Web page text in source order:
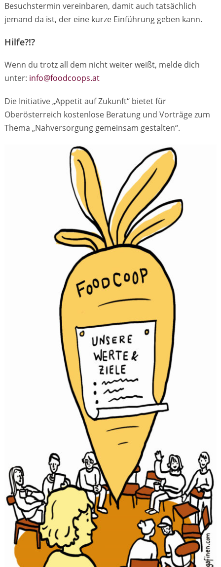
Besuchstermin vereinbaren, damit auch tatsächlich
jemand da ist, der eine kurze Einführung geben kann.
Hilfe?!?
Wenn du trotz all dem nicht weiter weißt, melde dich
unter: info@foodcoops.at
Die Initiative „Appetit auf Zukunft“ bietet für
Oberösterreich kostenlose Beratung und Vorträge zum
Thema „Nahversorgung gemeinsam gestalten“.